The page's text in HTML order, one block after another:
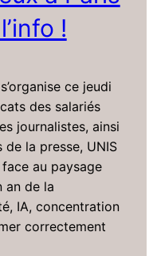
!
ce jeudi
des salariés
journalistes, ainsi
la presse, UNIS
au paysage
an de la
IA, concentration
correctement